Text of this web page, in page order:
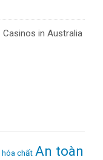
Casinos in Australia
chất An toàn